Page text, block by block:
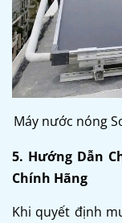
Máy nước nóng
5. Hướng Dẫn
Chính Hãng
Khi quyết định